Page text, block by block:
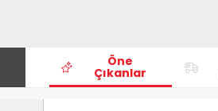
Öne
Çıkanlar